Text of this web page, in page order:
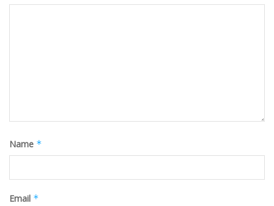
Name *
Email *